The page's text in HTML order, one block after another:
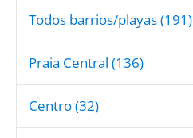
Todos barrios/playas (191)
Praia Central (136)
Centro (32)